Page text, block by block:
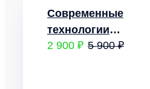
Современные
технологии
документационного
2 900 ₽ 5 900 ₽